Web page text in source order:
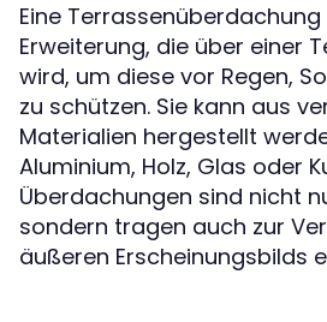
Eine
Erweiterung, die über einer
wird, um diese vor Regen,
zu schützen. Sie kann aus
Materialien hergestellt
Aluminium, Holz, Glas oder
Überdachungen sind nicht
sondern tragen auch zur
äußeren Erscheinungsbilds